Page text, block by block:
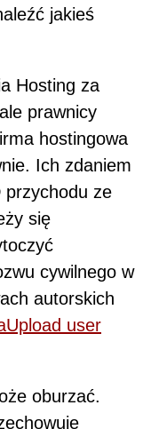
jakieś
Hosting za
prawnicy
hostingowa
Ich zdaniem
przychodu ze
się
cywilnego w
autorskich
user
oburzać.